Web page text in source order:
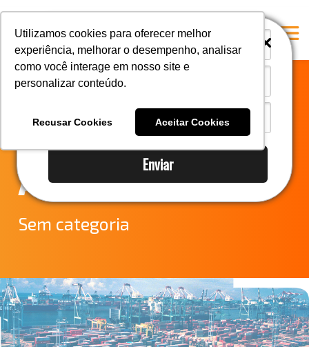
Enviar
Utilizamos cookies para oferecer melhor
experiência, melhorar o desempenho, analisar
como você interage em nosso site e
personalizar conteúdo.
Recusar Cookies Aceitar Cookies
i
i
A Mastersul
Responsabilidade social
Atualização dos
processos da
ANVISA: OS47
Sem categoria